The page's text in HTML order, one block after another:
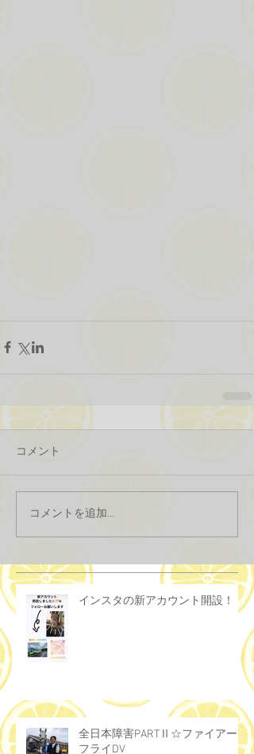
コメント
コメントを追加…
インスタの新アカウント開設！！
全日本障害PARTⅡ☆ファイアー
フライDV